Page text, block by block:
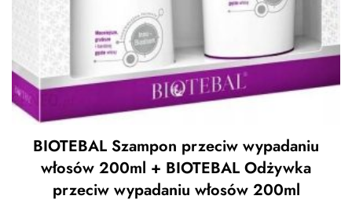
BIOTEBAL Szampon przeciw wypadaniu
włosów 200ml + BIOTEBAL Odżywka
przeciw wypadaniu włosów 200ml